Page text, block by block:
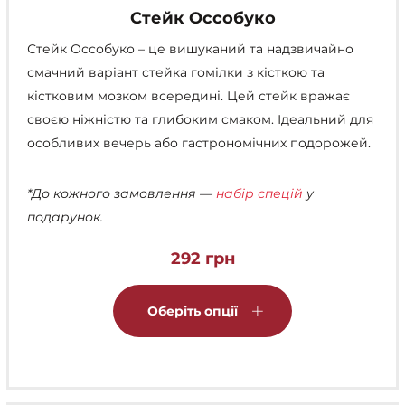
Стейк Оссобуко
Стейк Оссобуко – це вишуканий та надзвичайно
смачний варіант стейка гомілки з кісткою та
кістковим мозком всередині. Цей стейк вражає
своєю ніжністю та глибоким смаком. Ідеальний для
особливих вечерь або гастрономічних подорожей.
*До кожного замовлення — набір спецій у
подарунок.
292 грн
Оберіть опції